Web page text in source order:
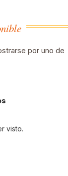
por uno de
visto.